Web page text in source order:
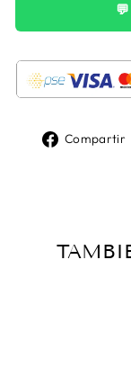
Compartir